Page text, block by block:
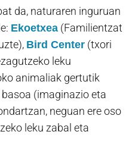
da, naturaren inguruan
Ekoetxea (Familientzat
Bird Center (txori
leku
animaliak gertutik
(imaginazio eta
neguan ere oso
leku zabal eta